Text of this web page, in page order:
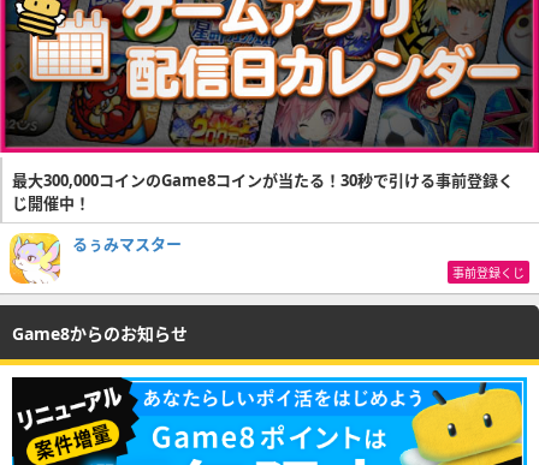
最大300,000コインのGame8コインが当たる！30秒で引ける事前登録く
じ開催中！
るぅみマスター
事前登録くじ
Game8からのお知らせ